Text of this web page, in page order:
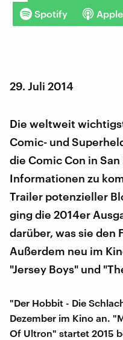
Spotify
29. Juli 2014
Die weltweit
Comic- und
die Comic Con in
Informationen zu
Trailer potenzieller
ging die 2014er
darüber, was sie den
Außerdem neu im
"Jersey Boys" und
"Der Hobbit - Die
Dezember im Kino an.
Of Ultron" startet 2015